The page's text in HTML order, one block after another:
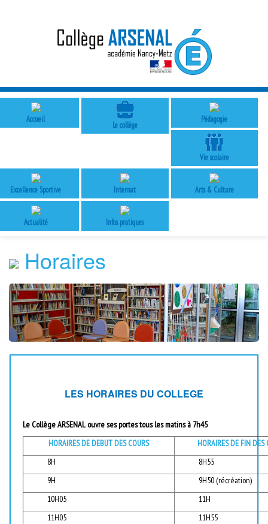
Accueil
Le collège
Pédagogie
Vie scolaire
Excellence Sportive Internat Arts & Culture
Actualité Infos pratiques
Horaires
LES HORAIRES DU COLLEGE
Le Collège ARSENAL ouvre ses portes tous les matins à 7h45
HORAIRES DE DEBUT DES COURS
HORAIRES DE FIN DES
8H
8H55
9H
9H50 (récréation)
10H05
11H
11H05
11H55